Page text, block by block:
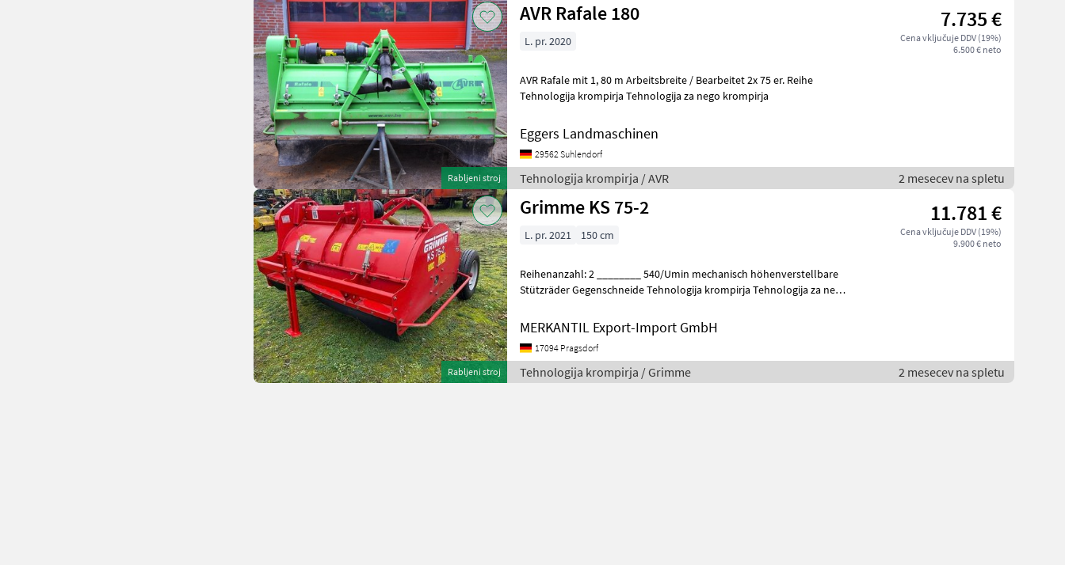
Rabljeni stroj
AVR Rafale 180 7.735 €
Cena vključuje DDV (19%)
6.500 € neto
L. pr. 2020
AVR Rafale mit 1, 80 m Arbeitsbreite / Bearbeitet 2x 75 er. Reihe
Tehnologija krompirja Tehnologija za nego krompirja
Eggers Landmaschinen
29562 Suhlendorf
Tehnologija krompirja / AVR 2 mesecev na spletu
Rabljeni stroj
Grimme KS 75-2 11.781 €
Cena vključuje DDV (19%)
9.900 € neto
L. pr. 2021 150 cm
Reihenanzahl: 2 ________ 540/Umin mechanisch höhenverstellbare
Stützräder Gegenschneide Tehnologija krompirja Tehnologija za nego
MERKANTIL Export-Import GmbH
17094 Pragsdorf
Tehnologija krompirja / Grimme 2 mesecev na spletu